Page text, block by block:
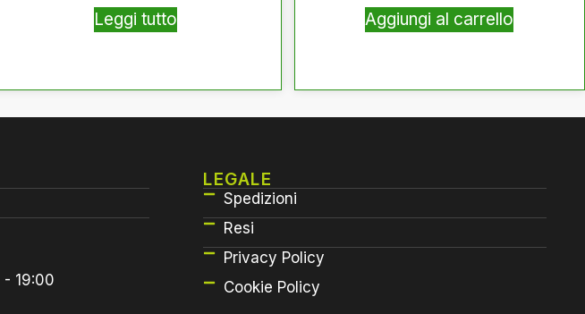
Leggi tutto Aggiungi al carrello
- 19:00
LEGALE
Spedizioni
Resi
Privacy Policy
Cookie Policy